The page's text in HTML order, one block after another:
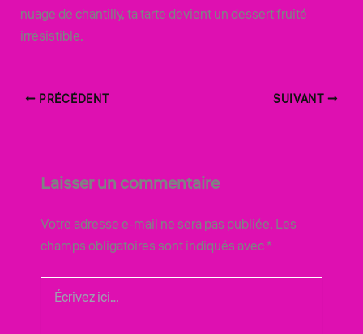
nuage de chantilly, ta tarte devient un dessert fruité
irrésistible.
PRÉCÉDENT SUIVANT
Laisser un commentaire
Votre adresse e-mail ne sera pas publiée. Les
champs obligatoires sont indiqués avec*
Écrivez
ici…